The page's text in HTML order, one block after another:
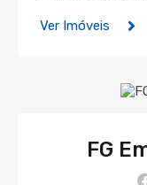
Ver Imóveis
FG